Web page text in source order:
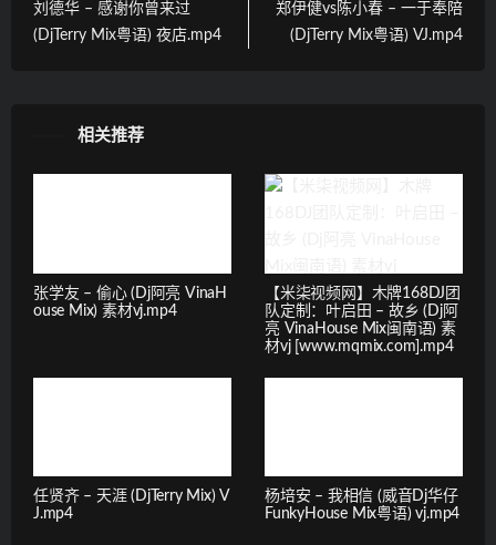
刘德华 – 感谢你曾来过
(DjTerry Mix粤语) 夜店.mp4
郑伊健vs陈小春 – 一于奉陪
(DjTerry Mix粤语) VJ.mp4
相关推荐
张学友 – 偷心 (Dj阿亮 VinaH
ouse Mix) 素材vj.mp4
【米柒视频网】木牌168DJ团
队定制：叶启田 – 故乡 (Dj阿
亮 VinaHouse Mix闽南语) 素
材vj [www.mqmix.com].mp4
任贤齐 – 天涯 (DjTerry Mix) V
J.mp4
杨培安 – 我相信 (威音Dj华仔
FunkyHouse Mix粤语) vj.mp4